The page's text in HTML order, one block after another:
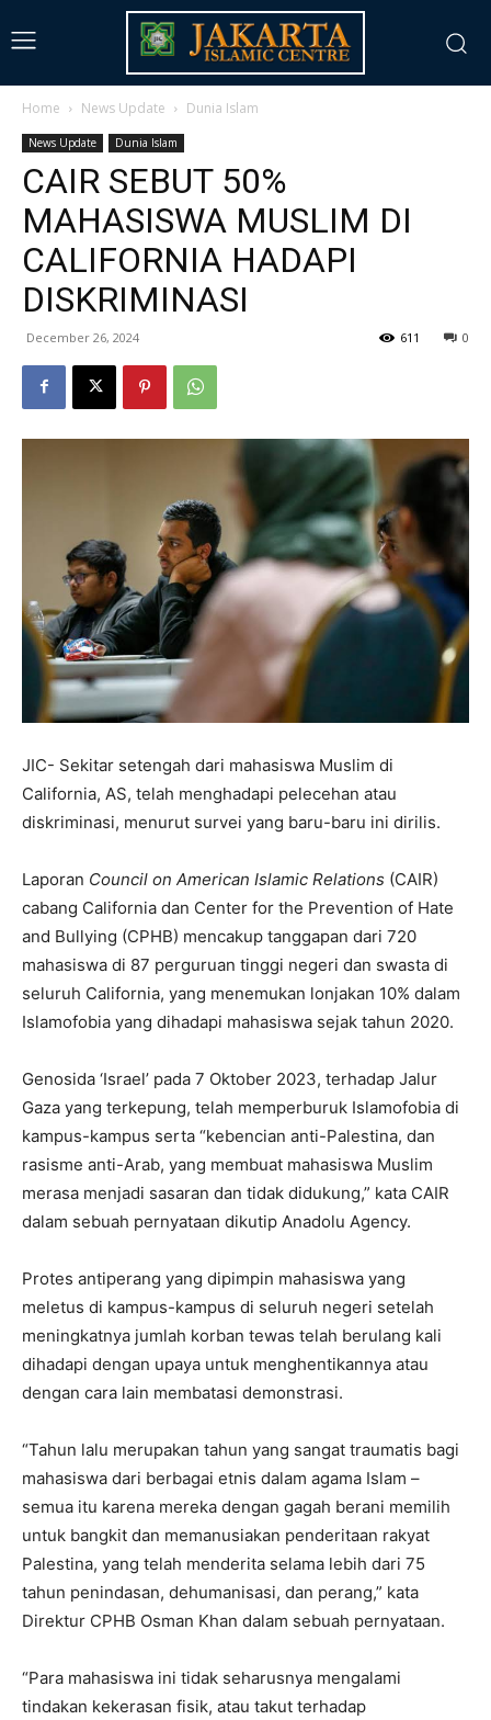
Home News Update Dunia Islam
News Update Dunia Islam
CAIR SEBUT 50%
MAHASISWA MUSLIM DI
CALIFORNIA HADAPI
DISKRIMINASI
December 26, 2024 0
611
JIC- Sekitar setengah dari mahasiswa Muslim di
California, AS, telah menghadapi pelecehan atau
diskriminasi, menurut survei yang baru-baru ini dirilis.
Laporan Council on American Islamic Relations (CAIR)
cabang California dan Center for the Prevention of Hate
and Bullying (CPHB) mencakup tanggapan dari 720
mahasiswa di 87 perguruan tinggi negeri dan swasta di
seluruh California, yang menemukan lonjakan 10% dalam
Islamofobia yang dihadapi mahasiswa sejak tahun 2020.
Genosida ‘Israel’ pada 7 Oktober 2023, terhadap Jalur
Gaza yang terkepung, telah memperburuk Islamofobia di
kampus-kampus serta “kebencian anti-Palestina, dan
rasisme anti-Arab, yang membuat mahasiswa Muslim
merasa menjadi sasaran dan tidak didukung,” kata CAIR
dalam sebuah pernyataan dikutip Anadolu Agency.
Protes antiperang yang dipimpin mahasiswa yang
meletus di kampus-kampus di seluruh negeri setelah
meningkatnya jumlah korban tewas telah berulang kali
dihadapi dengan upaya untuk menghentikannya atau
dengan cara lain membatasi demonstrasi.
“Tahun lalu merupakan tahun yang sangat traumatis bagi
mahasiswa dari berbagai etnis dalam agama Islam –
semua itu karena mereka dengan gagah berani memilih
untuk bangkit dan memanusiakan penderitaan rakyat
Palestina, yang telah menderita selama lebih dari 75
tahun penindasan, dehumanisasi, dan perang,” kata
Direktur CPHB Osman Khan dalam sebuah pernyataan.
“Para mahasiswa ini tidak seharusnya mengalami
tindakan kekerasan fisik, atau takut terhadap